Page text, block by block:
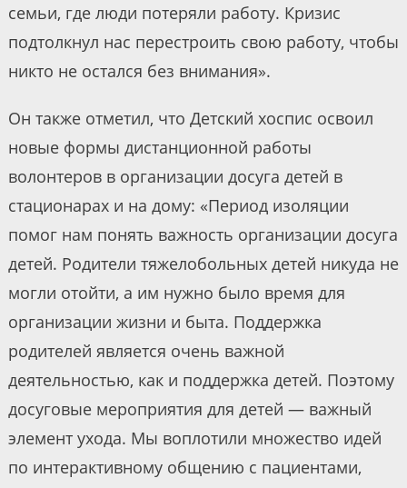
семьи, где люди потеряли работу. Кризис
подтолкнул нас перестроить свою работу, чтобы
никто не остался без внимания».
Он также отметил, что Детский хоспис освоил
новые формы дистанционной работы
волонтеров в организации досуга детей в
стационарах и на дому: «Период изоляции
помог нам понять важность организации досуга
детей. Родители тяжелобольных детей никуда не
могли отойти, а им нужно было время для
организации жизни и быта. Поддержка
родителей является очень важной
деятельностью, как и поддержка детей. Поэтому
досуговые мероприятия для детей — важный
элемент ухода. Мы воплотили множество идей
по интерактивному общению с пациентами,